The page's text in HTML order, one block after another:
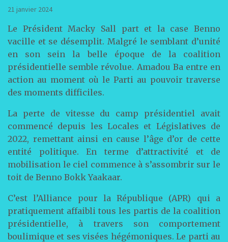
21 janvier 2024
Le Président Macky Sall part et la case Benno
vacille et se désemplit. Malgré le semblant d’unité
en son sein la belle époque de la coalition
présidentielle semble révolue. Amadou Ba entre en
action au moment où le Parti au pouvoir traverse
des moments difficiles.
La perte de vitesse du camp présidentiel avait
commencé depuis les Locales et Législatives de
2022, remettant ainsi en cause l’âge d’or de cette
entité politique. En terme d’attractivité et de
mobilisation le ciel commence à s’assombrir sur le
toit de Benno Bokk Yaakaar.
C’est l’Alliance pour la République (APR) qui a
pratiquement affaibli tous les partis de la coalition
présidentielle, à travers son comportement
boulimique et ses visées hégémoniques. Le parti au